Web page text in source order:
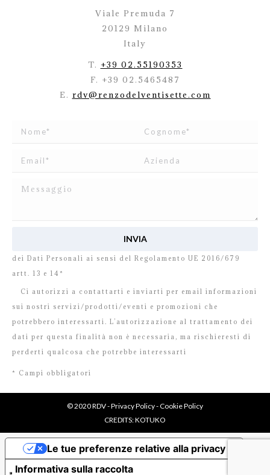
Viale Premuda 7
20129 Milano
Italy
T. +39 02.55190353
F. +39 02.5465487
E. rdv@renzodelventisette.com
dei Dati Personali ai sensi del Regolamento UE 2016/679
artt. 13 e 14*
Ci autorizzi a contattarti e inviarti per email informazioni
sui nostri servizi/prodotti/eventi e promozioni che
potrebbero interessarti. L’autorizzazione al trattamento dei
dati per questa finalità non è necessaria, ma rischieresti di
perderti qualcosa che potrebbe interessarti
* Campi obbligatori
© 2020 RDV -Privacy Policy-Cookie Policy
CREDITS:KOTUKO
Informativa sulla raccolta
Le tue preferenze relative alla privacy